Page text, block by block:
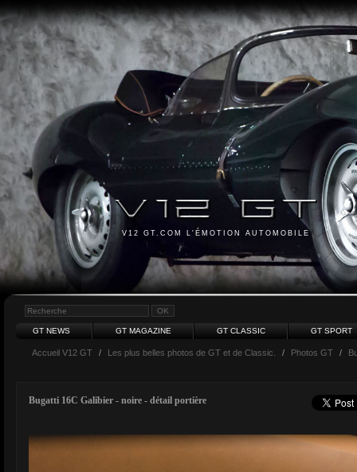
V12 GT.COM L'ÉMOTION AUTOMOBILE
GT NEWS GT MAGAZINE GT CLASSIC GT SPORT
Accueil V12 GT / Les plus belles photos de GT et de Classic. / Photos GT /
Bugatti 16C Galibier - noire - détail portière